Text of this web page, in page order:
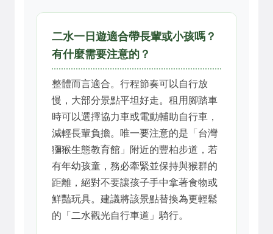
二水一日遊適合帶長輩或小孩嗎？
有什麼需要注意的？
整體而言適合。行程節奏可以自行放
慢，大部分景點平坦好走。租用腳踏車
時可以選擇協力車或電動輔助自行車，
減輕長輩負擔。唯一要注意的是「台灣
獼猴生態教育館」附近的豐柏步道，若
有年幼孩童，務必牽緊並保持與猴群的
距離，絕對不要讓孩子手中拿著食物或
鮮豔玩具。建議將該景點替換為更輕鬆
的「二水觀光自行車道」騎行。